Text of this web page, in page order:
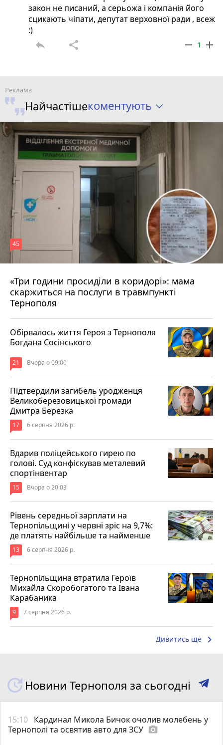
закон не писаний, а серьожа і компанія його
сцикають чіпати, депутат верховної ради , всеж
:)
reply share remove 1 add
Найчастішекоментують
«Три години просиділи в коридорі»: мама
скаржиться на послуги в травмпункті
Тернополя
45
Вчора о 13:05
Обірвалось життя Героя з Тернополя
Богдана Сосінського
21 Вчора о 09:00
Підтвердили загибель уродженця
Великоберезовицької громади
Дмитра Березка
17 6 серпня 2026 р.
Вдарив поліцейського гирею по
голові. Суд конфіскував металевий
спортінвентар
15 Вчора о 20:03
Рівень середньої зарплати на
Тернопільщині у червні зріс на 9,7%:
де платять найбільше та найменше
13 6 серпня 2026 р.
Тернопільщина втратила Героїв
Михайла Скоробогатого та Івана
Карабаника
9 7 серпня 2026 р.
Дивитись ще keyboard_arrow_right
Новини Тернополя за сьогодні
15:10 Кардинал Микола Бичок очолив молебень у
Тернополі та освятив авто для ЗСУ photo_camera